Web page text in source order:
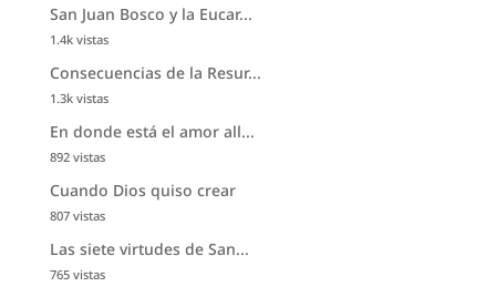
San Juan Bosco y la Eucar...
1.4k vistas
Consecuencias de la Resur...
1.3k vistas
En donde está el amor all...
892 vistas
Cuando Dios quiso crear
807 vistas
Las siete virtudes de San...
765 vistas